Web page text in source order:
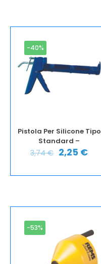
-40%
Pistola Per Silicone Tipo
Standard –
3,74€ 2,25 €
-53%